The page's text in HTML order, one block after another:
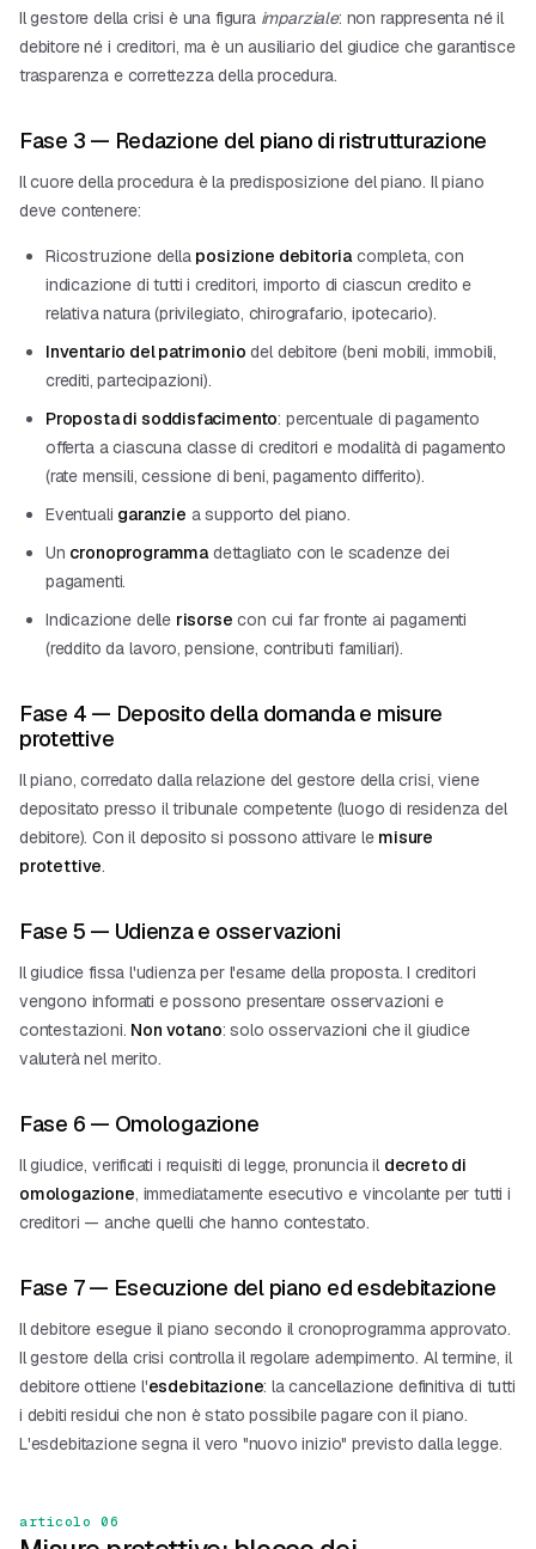
Il gestore della crisi è una figura imparziale: non rappresenta né il
debitore né i creditori, ma è un ausiliario del giudice che garantisce
trasparenza e correttezza della procedura.
Fase 3 — Redazione del piano di ristrutturazione
Il cuore della procedura è la predisposizione del piano. Il piano
deve contenere:
Ricostruzione della posizione debitoriacompleta, con
indicazione di tutti i creditori, importo di ciascun credito e
relativa natura (privilegiato, chirografario, ipotecario).
Inventario del patrimonio del debitore (beni mobili, immobili,
crediti, partecipazioni).
Proposta di soddisfacimento: percentuale di pagamento
offerta a ciascuna classe di creditori e modalità di pagamento
(rate mensili, cessione di beni, pagamento differito).
Eventuali garanzie a supporto del piano.
Un cronoprogrammadettagliato con le scadenze dei
pagamenti.
Indicazione delle risorse con cui far fronte ai pagamenti
(reddito da lavoro, pensione, contributi familiari).
Fase 4 — Deposito della domanda e misure
protettive
Il piano, corredato dalla relazione del gestore della crisi, viene
depositato presso il tribunale competente (luogo di residenza del
debitore). Con il deposito si possono attivare le misure
protettive.
Fase 5 — Udienza e osservazioni
Il giudice fissa l'udienza per l'esame della proposta. I creditori
vengono informati e possono presentare osservazioni e
contestazioni. Non votano: solo osservazioni che il giudice
valuterà nel merito.
Fase 6 — Omologazione
Il giudice, verificati i requisiti di legge, pronuncia il decreto di
omologazione, immediatamente esecutivo e vincolante per tutti i
creditori — anche quelli che hanno contestato.
Fase 7 — Esecuzione del piano ed esdebitazione
Il debitore esegue il piano secondo il cronoprogramma approvato.
Il gestore della crisi controlla il regolare adempimento. Al termine, il
debitore ottiene l'esdebitazione: la cancellazione definitiva di tutti
i debiti residui che non è stato possibile pagare con il piano.
L'esdebitazione segna il vero "nuovo inizio" previsto dalla legge.
articolo 06